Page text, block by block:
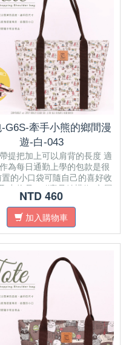
G6S-牽手小熊的鄉間漫
遊-白-043
提把加上可以肩背的長度 適
為每日通勤上學的包款是很
的小口袋可隨自己的喜好收
出物品． //產品結構// 內層
式內袋 ​一個拉鍊式暗袋 正面
袋 肩帶為純棉織帶 面料材質
拉鍊密合開口 可置放A4紙
NTD 460
加入購物車